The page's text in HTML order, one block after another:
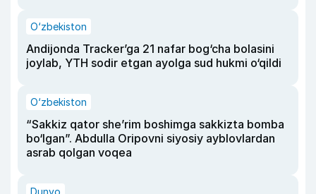
O‘zbekiston
Andijonda Tracker’ga 21 nafar bog‘cha bolasini
joylab, YTH sodir etgan ayolga sud hukmi o‘qildi
O‘zbekiston
“Sakkiz qator she’rim boshimga sakkizta bomba
bo‘lgan”. Abdulla Oripovni siyosiy ayblovlardan
asrab qolgan voqea
Dunyo